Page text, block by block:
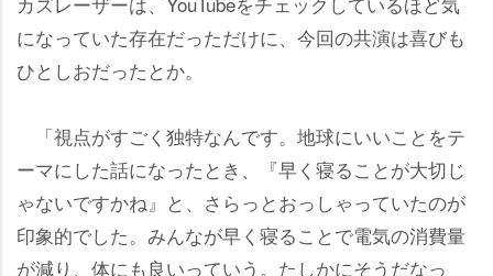
になっていた存在だっただけに、今回の共演は喜びも
ひとしおだったとか。
「視点がすごく独特なんです。地球にいいことをテ
ーマにした話になったとき、『早く寝ることが大切じ
ゃないですかね』と、さらっとおっしゃっていたのが
印象的でした。みんなが早く寝ることで電気の消費量
が減り、体にも良いっていう。たしかにそうだなっ